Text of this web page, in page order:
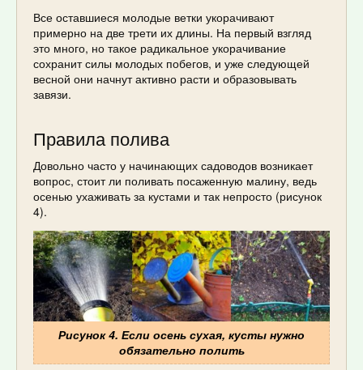
Все оставшиеся молодые ветки укорачивают
примерно на две трети их длины. На первый взгляд
это много, но такое радикальное укорачивание
сохранит силы молодых побегов, и уже следующей
весной они начнут активно расти и образовывать
завязи.
Правила полива
Довольно часто у начинающих садоводов возникает
вопрос, стоит ли поливать посаженную малину, ведь
осенью ухаживать за кустами и так непросто (рисунок
4).
Рисунок 4. Если осень сухая, кусты нужно
обязательно полить